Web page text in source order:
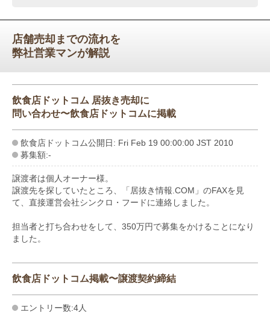
店舗売却までの流れを
弊社営業マンが解説
飲食店ドットコム 居抜き売却に
問い合わせ〜飲食店ドットコムに掲載
飲食店ドットコム公開日: Fri Feb 19 00:00:00 JST 2010
募集額:-
譲渡者は個人オーナー様。
譲渡先を探していたところ、「居抜き情報.COM」のFAXを見
て、直接運営会社シンクロ・フードに連絡しました。
担当者と打ち合わせをして、350万円で募集をかけることになり
ました。
飲食店ドットコム掲載〜譲渡契約締結
エントリー数:4人